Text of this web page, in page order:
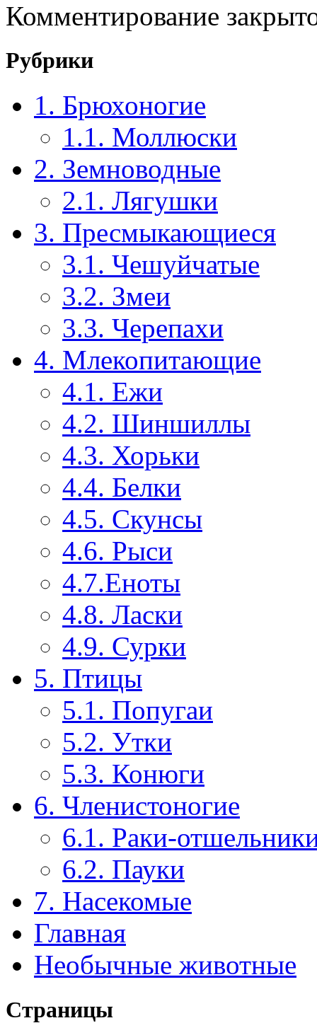
Комментирование
Рубрики
1. Брюхоногие
1.1. Моллюски
2. Земноводные
2.1. Лягушки
3. Пресмыкающиеся
3.1. Чешуйчатые
3.2. Змеи
3.3. Черепахи
4. Млекопитающие
4.1. Ежи
4.2. Шиншиллы
4.3. Хорьки
4.4. Белки
4.5. Скунсы
4.6. Рыси
4.7.Еноты
4.8. Ласки
4.9. Сурки
5. Птицы
5.1. Попугаи
5.2. Утки
5.3. Конюги
6. Членистоногие
6.1. Раки-
6.2. Пауки
7. Насекомые
Главная
Необычные животные
Страницы